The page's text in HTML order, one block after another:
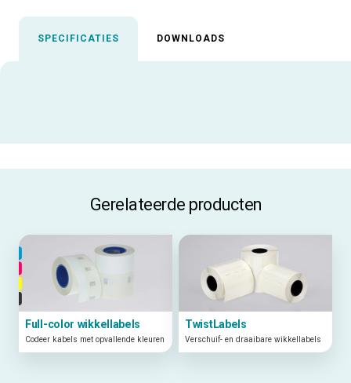
SPECIFICATIES DOWNLOADS
Gerelateerde producten
Full-color wikkellabels
Codeer kabels met opvallende kleuren
TwistLabels
Verschuif- en draaibare wikkellabels